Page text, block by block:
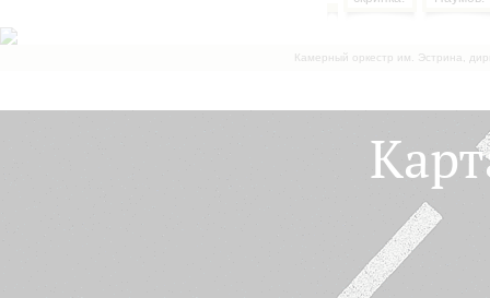
Камерный оркестр им. Эстрина,